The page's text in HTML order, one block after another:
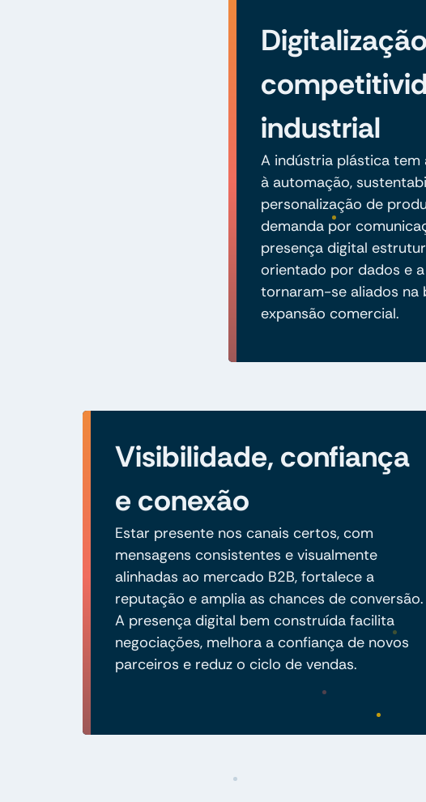
industrial
A indústria plástica tem
à automação,
personalização de
demanda por
presença digital
orientado por dados e
tornaram-se aliados na
expansão comercial.
Visibilidade, confiança
e conexão
Estar presente nos canais certos, com
mensagens consistentes e visualmente
alinhadas ao mercado B2B, fortalece a
reputação e amplia as chances de conversão.
A presença digital bem construída facilita
negociações, melhora a confiança de novos
parceiros e reduz o ciclo de vendas.